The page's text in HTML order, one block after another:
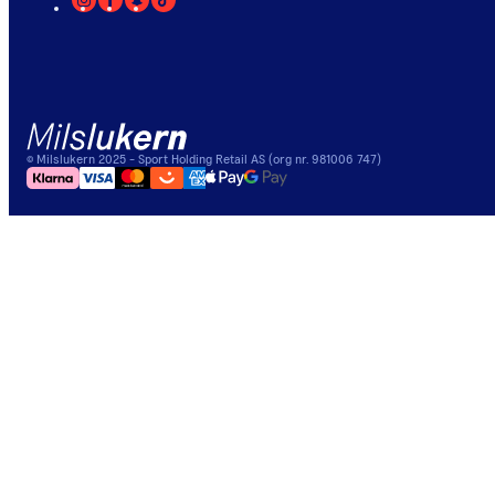
© Milslukern 2025 - Sport Holding Retail AS (org nr. 981006 747)